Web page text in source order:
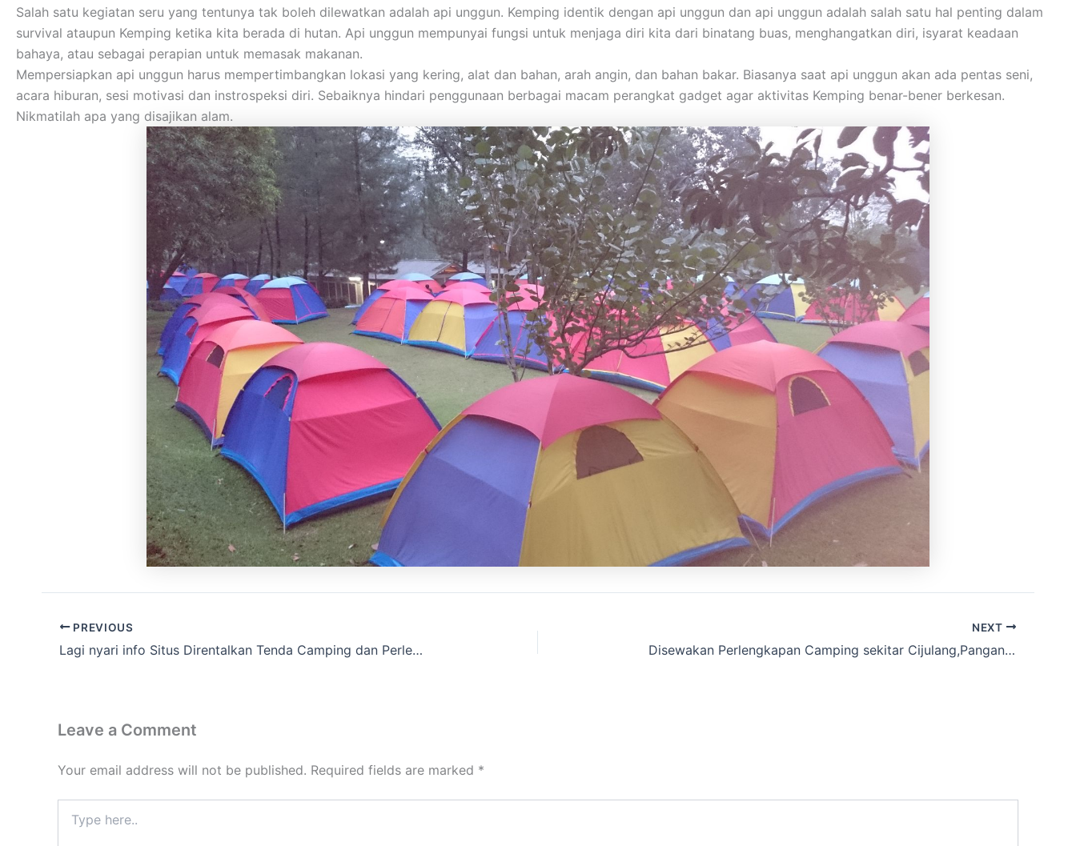
Salah satu kegiatan seru yang tentunya tak boleh dilewatkan adalah api unggun. Kemping identik dengan api unggun dan api unggun adalah salah satu hal penting dalam
survival ataupun Kemping ketika kita berada di hutan. Api unggun mempunyai fungsi untuk menjaga diri kita dari binatang buas, menghangatkan diri, isyarat keadaan
bahaya, atau sebagai perapian untuk memasak makanan.
Mempersiapkan api unggun harus mempertimbangkan lokasi yang kering, alat dan bahan, arah angin, dan bahan bakar. Biasanya saat api unggun akan ada pentas seni,
acara hiburan, sesi motivasi dan instrospeksi diri. Sebaiknya hindari penggunaan berbagai macam perangkat gadget agar aktivitas Kemping benar-bener berkesan.
Nikmatilah apa yang disajikan alam.
PREVIOUS
Lagi nyari info Situs Direntalkan Tenda Camping dan Perlengkapan Camping
NEXT
Disewakan Perlengkapan Camping sekitar Cijulang,Pangandaran
Leave a Comment
Your email address will not be published. Required fields are marked *
here..